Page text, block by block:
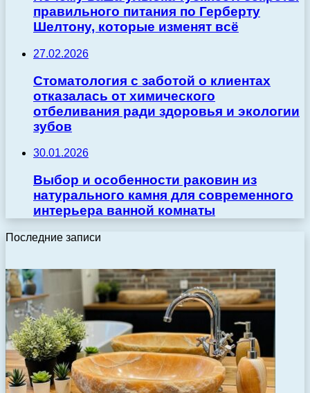
правильного питания по Герберту
Шелтону, которые изменят всё
27.02.2026
Стоматология с заботой о клиентах
отказалась от химического
отбеливания ради здоровья и экологии
зубов
30.01.2026
Выбор и особенности раковин из
натурального камня для современного
интерьера ванной комнаты
Последние записи